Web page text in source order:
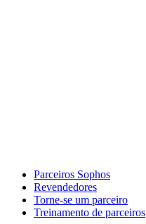
Parceiros Sophos
Revendedores
Torne-se um parceiro
Treinamento de parceiros